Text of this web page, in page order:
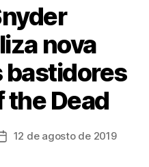
nova
bastidores
the Dead
Data12 de agosto de 2019